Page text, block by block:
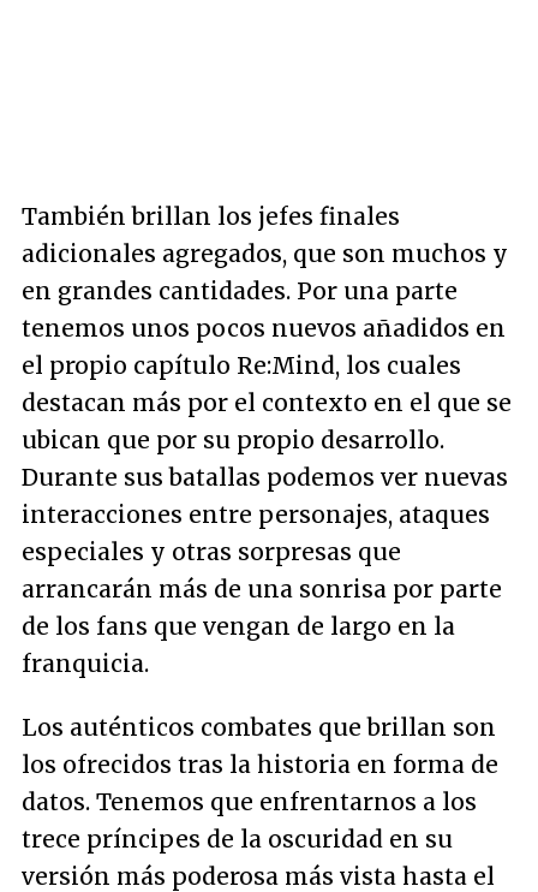
También brillan los jefes finales
adicionales agregados, que son muchos y
en grandes cantidades. Por una parte
tenemos unos pocos nuevos añadidos en
el propio capítulo Re:Mind, los cuales
destacan más por el contexto en el que se
ubican que por su propio desarrollo.
Durante sus batallas podemos ver nuevas
interacciones entre personajes, ataques
especiales y otras sorpresas que
arrancarán más de una sonrisa por parte
de los fans que vengan de largo en la
franquicia.
Los auténticos combates que brillan son
los ofrecidos tras la historia en forma de
datos. Tenemos que enfrentarnos a los
trece príncipes de la oscuridad en su
versión más poderosa más vista hasta el